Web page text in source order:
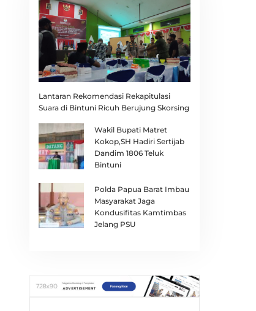
Lantaran Rekomendasi Rekapitulasi
Suara di Bintuni Ricuh Berujung Skorsing
Wakil Bupati Matret
Kokop,SH Hadiri Sertijab
Dandim 1806 Teluk
Bintuni
Polda Papua Barat Imbau
Masyarakat Jaga
Kondusifitas Kamtimbas
Jelang PSU